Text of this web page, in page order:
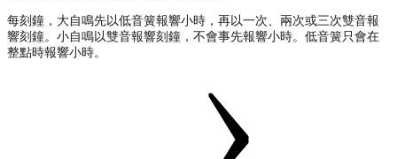
每刻鐘，大自鳴先以低音簧報響小時，再以一次、兩次或三次雙音報
響刻鐘。小自鳴以雙音報響刻鐘，不會事先報響小時。低音簧只會在
整點時報響小時。